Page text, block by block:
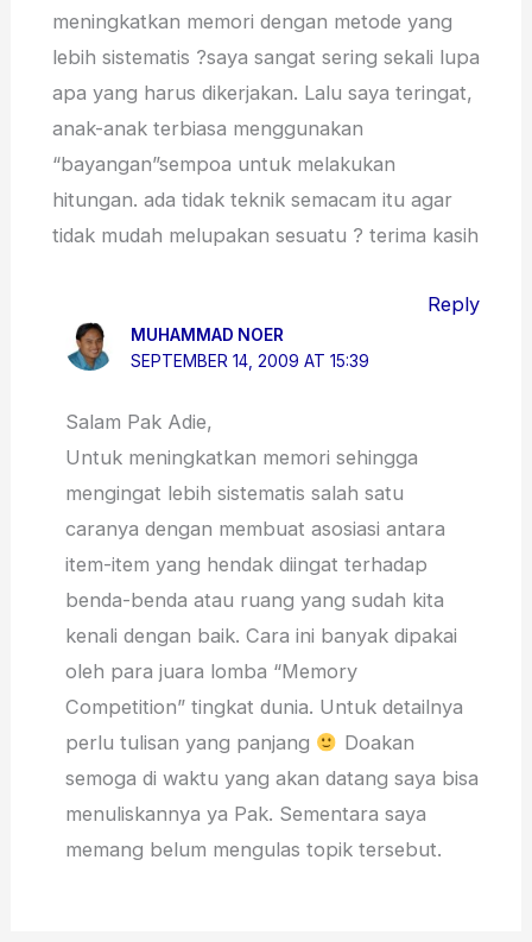
meningkatkan memori dengan metode yang
lebih sistematis ?saya sangat sering sekali lupa
apa yang harus dikerjakan. Lalu saya teringat,
anak-anak terbiasa menggunakan
“bayangan”sempoa untuk melakukan
hitungan. ada tidak teknik semacam itu agar
tidak mudah melupakan sesuatu ? terima kasih
Reply
MUHAMMAD NOER
SEPTEMBER 14, 2009 AT 15:39
Salam Pak Adie,
Untuk meningkatkan memori sehingga
mengingat lebih sistematis salah satu
caranya dengan membuat asosiasi antara
item-item yang hendak diingat terhadap
benda-benda atau ruang yang sudah kita
kenali dengan baik. Cara ini banyak dipakai
oleh para juara lomba “Memory
Competition” tingkat dunia. Untuk detailnya
perlu tulisan yang panjang
Doakan
semoga di waktu yang akan datang saya bisa
menuliskannya ya Pak. Sementara saya
memang belum mengulas topik tersebut.